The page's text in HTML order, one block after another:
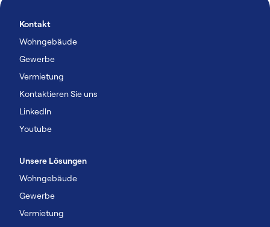
Kontakt
Wohngebäude
Gewerbe
Vermietung
Kontaktieren Sie uns
Linkedln
Youtube
Unsere Lösungen
Wohngebäude
Gewerbe
Vermietung